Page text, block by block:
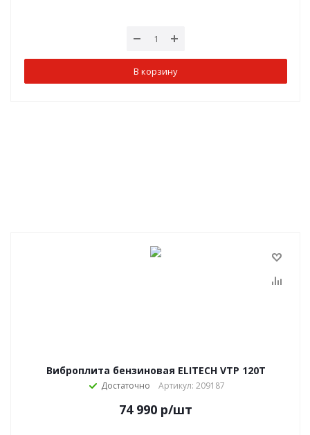
В корзину
Виброплита бензиновая ELITECH VTP 120T
Достаточно Артикул: 209187
74 990 р/шт